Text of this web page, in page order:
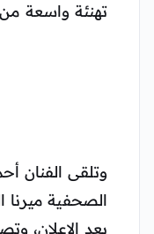
تهنئة واسعة
وتلقى الفنان
الصحفية ميرنا
بعد الإعلان،